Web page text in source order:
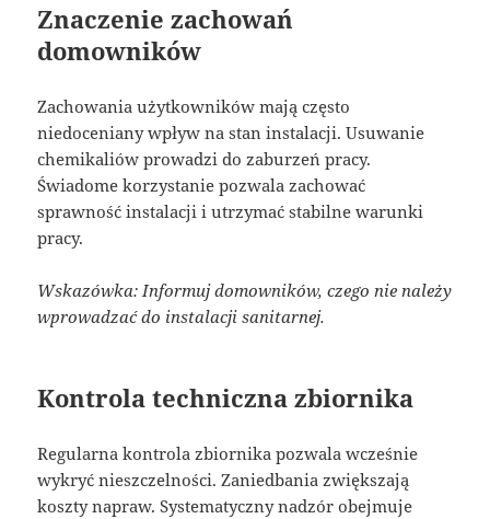
Znaczenie zachowań
domowników
Zachowania użytkowników mają często
niedoceniany wpływ na stan instalacji. Usuwanie
chemikaliów prowadzi do zaburzeń pracy.
Świadome korzystanie pozwala zachować
sprawność instalacji i utrzymać stabilne warunki
pracy.
Wskazówka: Informuj domowników, czego nie należy
wprowadzać do instalacji sanitarnej.
Kontrola techniczna zbiornika
Regularna kontrola zbiornika pozwala wcześnie
wykryć nieszczelności. Zaniedbania zwiększają
koszty napraw. Systematyczny nadzór obejmuje